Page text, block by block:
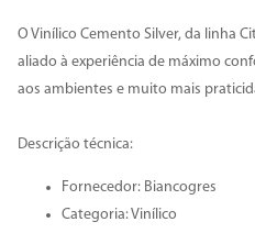
O Vinílico Cemento Silver, da linha
aliado à experiência de máximo
aos ambientes e muito mais
Descrição técnica:
Fornecedor: Biancogres
Categoria: Vinílico